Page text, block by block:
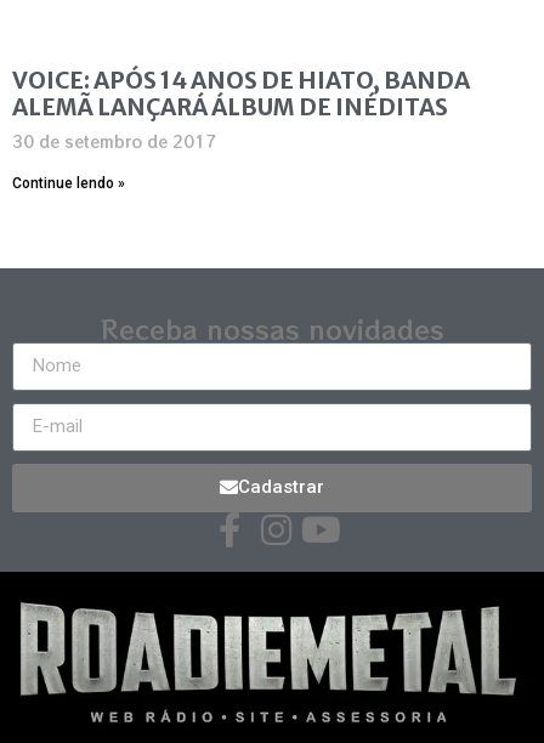
VOICE: APÓS 14 ANOS DE HIATO, BANDA
ALEMÃ LANÇARÁ ÁLBUM DE INÉDITAS
30 de setembro de 2017
Continue lendo »
Receba nossas novidades
Cadastrar